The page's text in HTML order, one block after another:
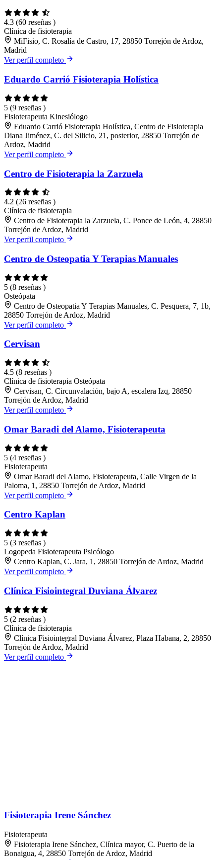
4.3 (60 reseñas )
Clínica de fisioterapia
MiFisio, C. Rosalía de Castro, 17, 28850 Torrejón de Ardoz,
Madrid
Ver perfil completo
Eduardo Carrió Fisioterapia Holística
5 (9 reseñas )
Fisioterapeuta Kinesiólogo
Eduardo Carrió Fisioterapia Holística, Centro de Fisioterapia
Diana Jiménez, C. del Silicio, 21, posterior, 28850 Torrejón de
Ardoz, Madrid
Ver perfil completo
Centro de Fisioterapia la Zarzuela
4.2 (26 reseñas )
Clínica de fisioterapia
Centro de Fisioterapia la Zarzuela, C. Ponce de León, 4, 28850
Torrejón de Ardoz, Madrid
Ver perfil completo
Centro de Osteopatia Y Terapias Manuales
5 (8 reseñas )
Osteópata
Centro de Osteopatia Y Terapias Manuales, C. Pesquera, 7, 1b,
28850 Torrejón de Ardoz, Madrid
Ver perfil completo
Cervisan
4.5 (8 reseñas )
Clínica de fisioterapia Osteópata
Cervisan, C. Circunvalación, bajo A, escalera Izq, 28850
Torrejón de Ardoz, Madrid
Ver perfil completo
Omar Baradi del Alamo, Fisioterapeuta
5 (4 reseñas )
Fisioterapeuta
Omar Baradi del Alamo, Fisioterapeuta, Calle Virgen de la
Paloma, 1, 28850 Torrejón de Ardoz, Madrid
Ver perfil completo
Centro Kaplan
5 (3 reseñas )
Logopeda Fisioterapeuta Psicólogo
Centro Kaplan, C. Jara, 1, 28850 Torrejón de Ardoz, Madrid
Ver perfil completo
Clínica Fisiointegral Duviana Álvarez
5 (2 reseñas )
Clínica de fisioterapia
Clínica Fisiointegral Duviana Álvarez, Plaza Habana, 2, 28850
Torrejón de Ardoz, Madrid
Ver perfil completo
Fisioterapia Irene Sánchez
Fisioterapeuta
Fisioterapia Irene Sánchez, Clínica mayor, C. Puerto de la
Bonaigua, 4, 28850 Torrejón de Ardoz, Madrid